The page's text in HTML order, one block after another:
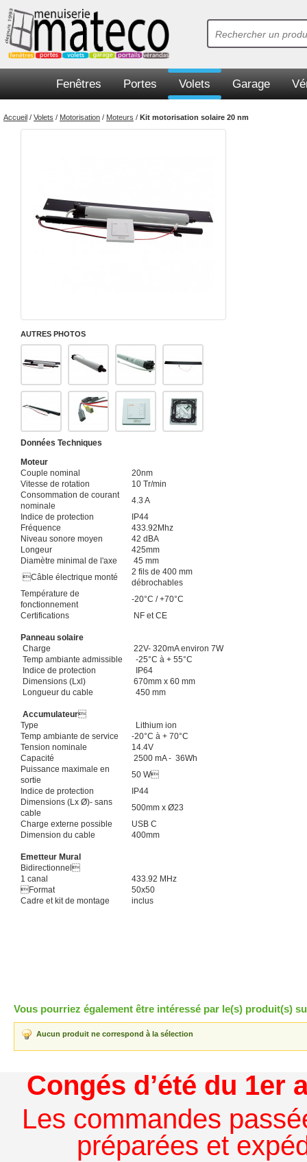
Fenêtres Portes Volets Garage
Accueil / Volets / Motorisation / Moteurs / Kit motorisation solaire 20 nm
AUTRES PHOTOS
Données Techniques
Moteur
Couple nominal
20nm
Vitesse de rotation
10 Tr/min
Consommation de courant
nominale
4.3 A
Indice de protection
IP44
Fréquence
433.92Mhz
Niveau sonore moyen
42 dBA
Longeur
425mm
Diamètre minimal de l'axe
45 mm
Câble électrique monté
2 fils de 400 mm
débrochables
Température de
fonctionnement
-20°C / +70°C
Certifications
NF et CE
Panneau solaire
Charge
22V- 320mA environ 7W
Temp ambiante admissible
-25°C à + 55°C
Indice de protection
IP64
Dimensions (Lxl)
670mm x 60 mm
Longueur du cable
450 mm
Accumulateur
Type
Lithium ion
Temp ambiante de service
-20°C à + 70°C
Tension nominale
14.4V
Capacité
2500 mA - 36Wh
Puissance maximale en
sortie
50 W
Indice de protection
IP44
Dimensions (Lx Ø)- sans
cable
500mm x Ø23
Charge externe possible
USB C
Dimension du cable
400mm
Emetteur Mural
Bidirectionnel
1 canal
433.92 MHz
Format
50x50
Cadre et kit de montage
inclus
Vous pourriez également être intéressé par le(s) produit(s)
Aucun produit ne correspond à la sélection
Congés d’été du 1er
Les commandes
préparées et